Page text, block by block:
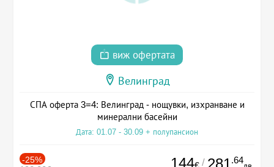
виж офертата
Велинград
СПА оферта 3=4: Велинград - нощувки, изхранване и
минерални басейни
Дата: 01.07 - 30.09 + полупансион
-25% 144 / 281 .64